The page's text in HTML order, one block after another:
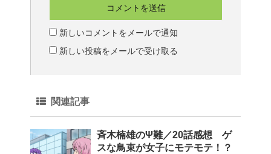
新しいコメントをメールで通知
新しい投稿をメールで受け取る
関連記事
斉木楠雄のΨ難／20話感想 ゲ
スな鳥束が女子にモテモテ！？